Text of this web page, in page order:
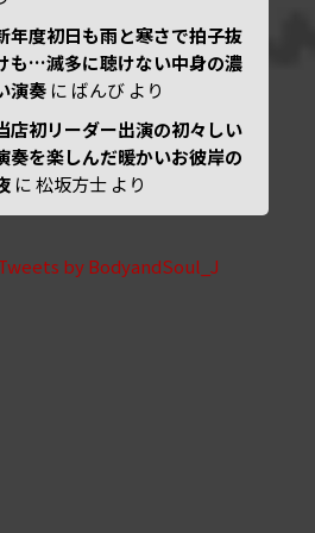
年度初日も雨と寒さで拍子抜
も…滅多に聴けない中身の濃
演奏 に ばんび より
店初リーダー出演の初々しい
奏を楽しんだ暖かいお彼岸の
に松坂方士 より
by BodyandSoul_J